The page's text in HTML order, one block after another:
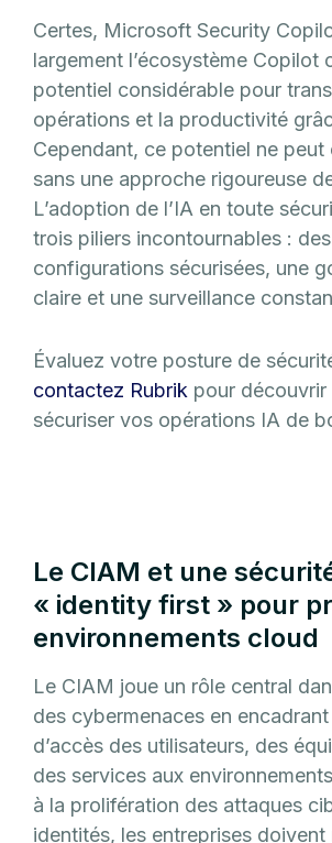
Certes, Microsoft Security
largement l’écosystème Copilot
potentiel considérable pour
opérations et la productivité
Cependant, ce potentiel ne peut
sans une approche rigoureuse
L’adoption de l’IA en toute
trois piliers incontournables : des
configurations sécurisées, une
claire et une surveillance
Évaluez votre posture de
contactez Rubrik pour
sécuriser vos opérations IA de
Le CIAM et une
« identity first » pour
environnements cloud
Le CIAM joue un rôle central
des cybermenaces en
d’accès des utilisateurs, des
des services aux
à la prolifération des attaques
identités, les entreprises doivent